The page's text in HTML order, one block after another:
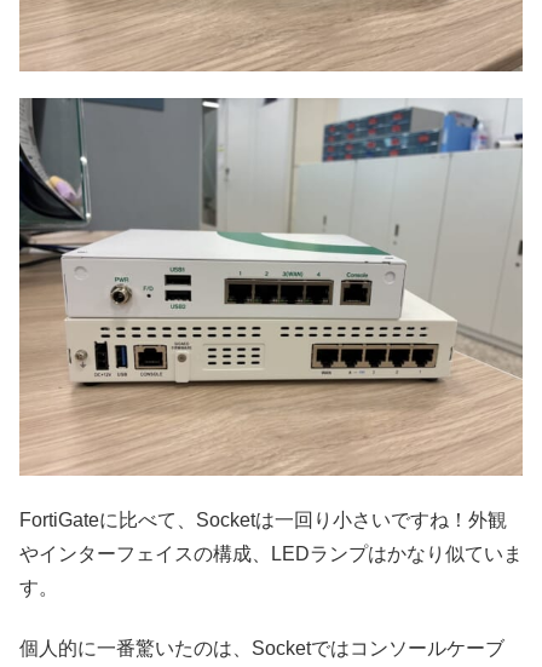
FortiGateに比べて、Socketは一回り小さいですね！外観
やインターフェイスの構成、LEDランプはかなり似ていま
す。
個人的に一番驚いたのは、Socketではコンソールケーブ